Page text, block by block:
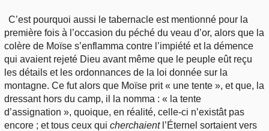
C’est pourquoi aussi le tabernacle est mentionné pour la
première fois à l’occasion du péché du veau d’or, alors que la
colère de Moïse s’enflamma contre l’impiété et la démence
qui avaient rejeté Dieu avant même que le peuple eût reçu
les détails et les ordonnances de la loi donnée sur la
montagne. Ce fut alors que Moïse prit « une tente », et que, la
dressant hors du camp, il la nomma : « la tente
d’assignation », quoique, en réalité, celle-ci n’existât pas
encore ; et tous ceux qui cherchaient l’Éternel sortaient vers